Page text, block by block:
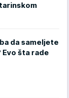
da sameljete
Evo šta rade